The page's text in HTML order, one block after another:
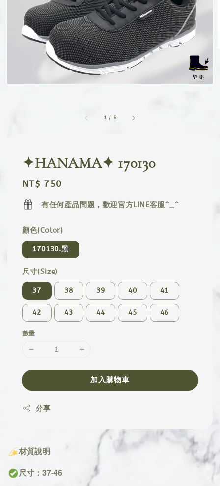
1 / 5
✦HANAMA✦ 170130
Regular
price
NT$ 750
有任何產品問題，歡迎官方LINE客服^_^
顏色(Color)
170130.黑
尺寸(Size)
37 38 39 40 41
42 43 44 45 46
數量
加入購物車
分享
材質說明
尺寸：37-46